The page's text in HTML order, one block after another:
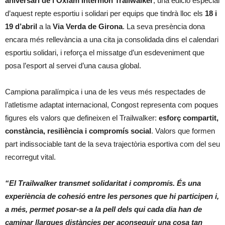
d’aquest repte esportiu i solidari per equips que tindrà lloc els 18 i
19 d’abril a la Via Verda de Girona. La seva presència dona
encara més rellevància a una cita ja consolidada dins el calendari
esportiu solidari, i reforça el missatge d’un esdeveniment que
posa l’esport al servei d’una causa global.
Campiona paralímpica i una de les veus més respectades de
l’atletisme adaptat internacional, Congost representa com poques
figures els valors que defineixen el Trailwalker: esforç compartit,
constància, resiliència i compromís social. Valors que formen
part indissociable tant de la seva trajectòria esportiva com del seu
recorregut vital.
“El Trailwalker transmet solidaritat i compromís. És una
experiència de cohesió entre les persones que hi participen i,
a més, permet posar-se a la pell dels qui cada dia han de
caminar llargues distàncies per aconseguir una cosa tan